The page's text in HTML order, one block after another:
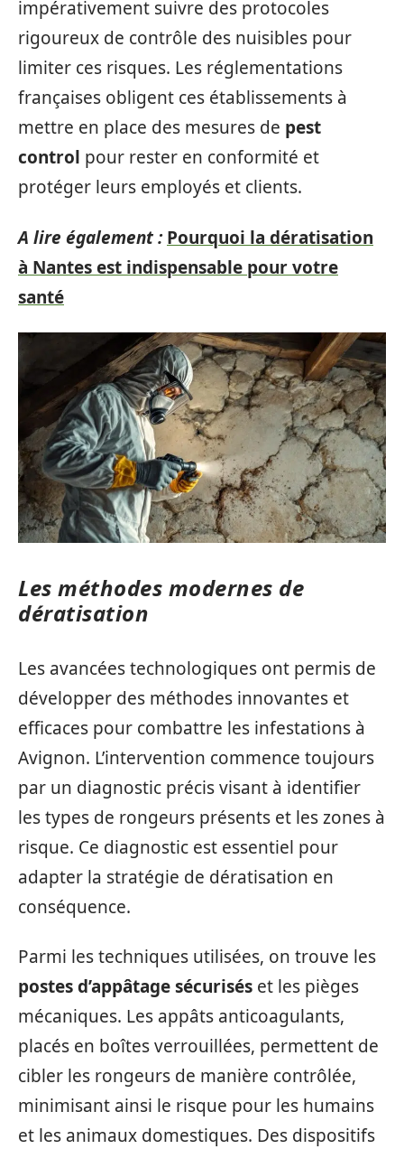
impérativement suivre des protocoles
rigoureux de contrôle des nuisibles pour
limiter ces risques. Les réglementations
françaises obligent ces établissements à
mettre en place des mesures de pest
control pour rester en conformité et
protéger leurs employés et clients.
A lire également : Pourquoi la dératisation
à Nantes est indispensable pour votre
santé
Les méthodes modernes de
dératisation
Les avancées technologiques ont permis de
développer des méthodes innovantes et
efficaces pour combattre les infestations à
Avignon. L’intervention commence toujours
par un diagnostic précis visant à identifier
les types de rongeurs présents et les zones à
risque. Ce diagnostic est essentiel pour
adapter la stratégie de dératisation en
conséquence.
Parmi les techniques utilisées, on trouve les
postes d’appâtage sécurisés et les pièges
mécaniques. Les appâts anticoagulants,
placés en boîtes verrouillées, permettent de
cibler les rongeurs de manière contrôlée,
minimisant ainsi le risque pour les humains
et les animaux domestiques. Des dispositifs